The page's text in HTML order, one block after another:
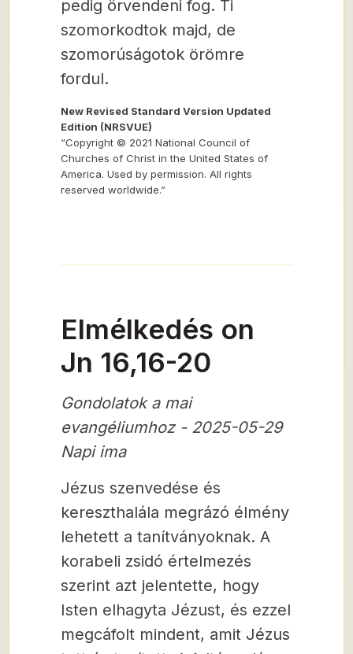
pedig örvendeni fog. Ti
szomorkodtok majd, de
szomorúságotok örömre
fordul.
New Revised Standard Version Updated
Edition (NRSVUE)
“Copyright © 2021 National Council of
Churches of Christ in the United States of
America. Used by permission. All rights
reserved worldwide.”
Elmélkedés on
Jn 16,16-20
Gondolatok a mai
evangéliumhoz - 2025-05-29
Napi ima
Jézus szenvedése és
kereszthalála megrázó élmény
lehetett a tanítványoknak. A
korabeli zsidó értelmezés
szerint azt jelentette, hogy
Isten elhagyta Jézust, és ezzel
megcáfolt mindent, amit Jézus